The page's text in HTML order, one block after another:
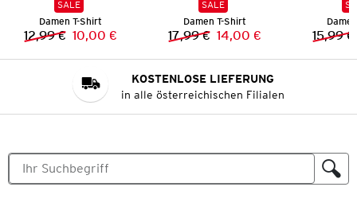
SALE
Damen T-Shirt
Vorheriger Preis:
12,99 € Neuer Preis:
10,00 €
SALE
Damen T-Shirt
Vorheriger Preis:
17,99 € Neuer Preis:
14,00 € 15,99 €
KOSTENLOSE LIEFERUNG
in alle österreichischen Filialen